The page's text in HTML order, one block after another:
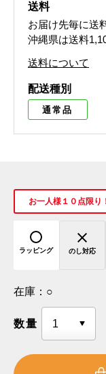
送料
お届け先毎に送
沖縄県は送料
送料について
配送種別
通常品
お一人様１０点限り！
ラッピング のし対応
在庫： ○
数量